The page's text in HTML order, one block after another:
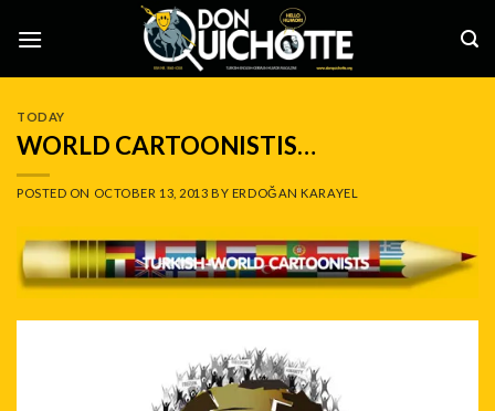
TODAY
WORLD CARTOONISTIS…
POSTED ON OCTOBER 13, 2013 BY ERDOĞAN KARAYEL